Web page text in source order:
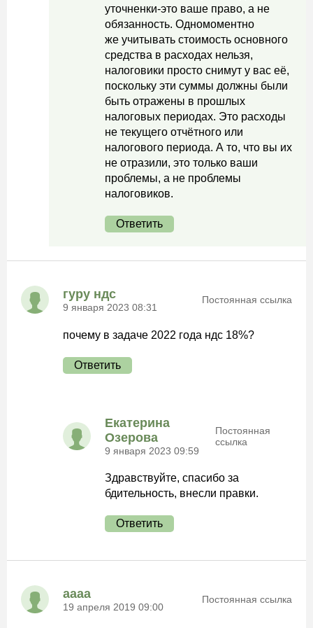
уточненки-это ваше право, а не
обязанность. Одномоментно
же учитывать стоимость основного
средства в расходах нельзя,
налоговики просто снимут у вас её,
поскольку эти суммы должны были
быть отражены в прошлых
налоговых периодах. Это расходы
не текущего отчётного или
налогового периода. А то, что вы их
не отразили, это только ваши
проблемы, а не проблемы
налоговиков.
Ответить
гуру ндс
9 января 2023 08:31
Постоянная ссылка
почему в задаче 2022 года ндс 18%?
Ответить
Екатерина
Озерова
9 января 2023 09:59
Постоянная
ссылка
Здравствуйте, спасибо за
бдительность, внесли правки.
Ответить
аааа
19 апреля 2019 09:00
Постоянная ссылка